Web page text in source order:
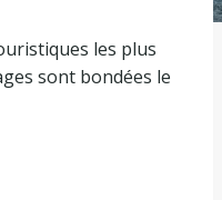
les plus
sont bondées le